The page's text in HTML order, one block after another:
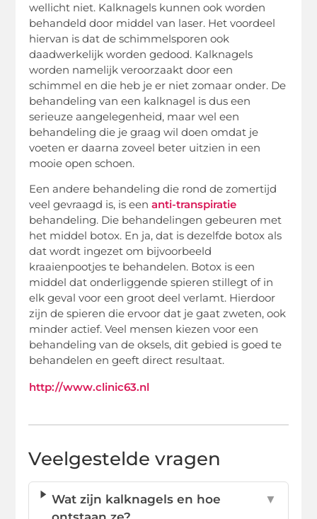
wellicht niet. Kalknagels kunnen ook worden
behandeld door middel van laser. Het voordeel
hiervan is dat de schimmelsporen ook
daadwerkelijk worden gedood. Kalknagels
worden namelijk veroorzaakt door een
schimmel en die heb je er niet zomaar onder. De
behandeling van een kalknagel is dus een
serieuze aangelegenheid, maar wel een
behandeling die je graag wil doen omdat je
voeten er daarna zoveel beter uitzien in een
mooie open schoen.
Een andere behandeling die rond de zomertijd
veel gevraagd is, is eenanti-transpiratie
behandeling. Die behandelingen gebeuren met
het middel botox. En ja, dat is dezelfde botox als
dat wordt ingezet om bijvoorbeeld
kraaienpootjes te behandelen. Botox is een
middel dat onderliggende spieren stillegt of in
elk geval voor een groot deel verlamt. Hierdoor
zijn de spieren die ervoor dat je gaat zweten, ook
minder actief. Veel mensen kiezen voor een
behandeling van de oksels, dit gebied is goed te
behandelen en geeft direct resultaat.
http://www.clinic63.nl
Veelgestelde vragen
Wat zijn kalknagels en hoe
▼